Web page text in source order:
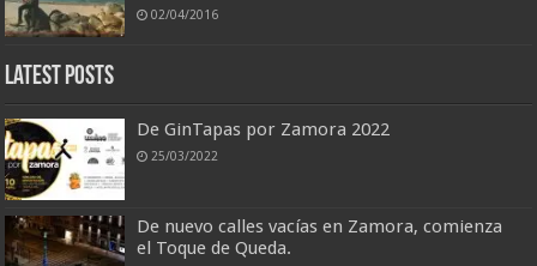
02/04/2016
Latest Posts
De GinTapas por Zamora 2022
25/03/2022
De nuevo calles vacías en Zamora, comienza
el Toque de Queda.